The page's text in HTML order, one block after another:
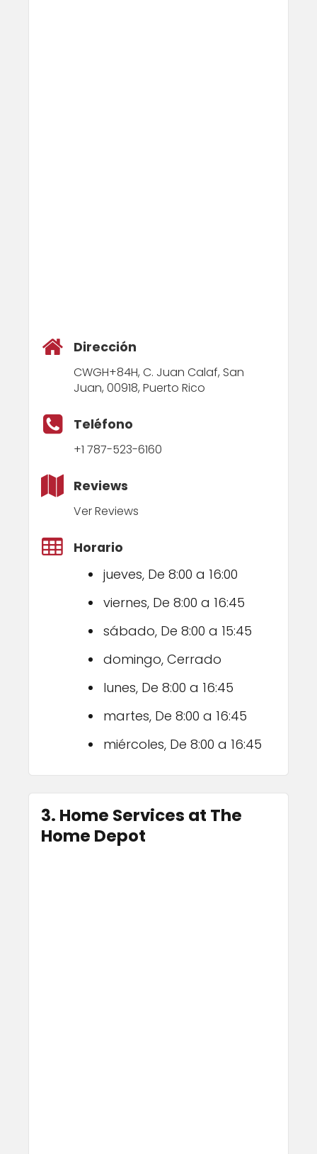
Dirección
CWGH+84H, C. Juan Calaf, San
Juan, 00918, Puerto Rico
Teléfono
+1 787-523-6160
Reviews
Ver Reviews
Horario
jueves, De 8:00 a 16:00
viernes, De 8:00 a 16:45
sábado, De 8:00 a 15:45
domingo, Cerrado
lunes, De 8:00 a 16:45
martes, De 8:00 a 16:45
miércoles, De 8:00 a 16:45
3. Home Services at The
Home Depot